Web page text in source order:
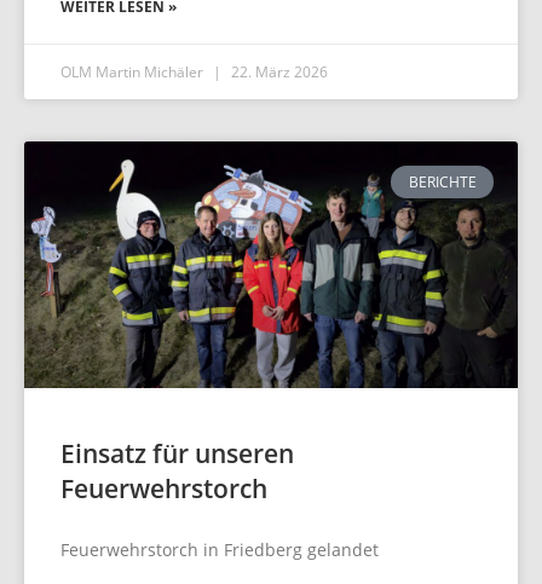
WEITER LESEN »
OLM Martin Michäler 22. März 2026
BERICHTE
Einsatz für unseren
Feuerwehrstorch
Feuerwehrstorch in Friedberg gelandet